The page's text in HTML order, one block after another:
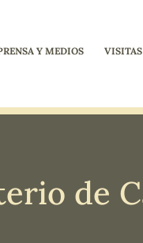
Y MEDIOS
de